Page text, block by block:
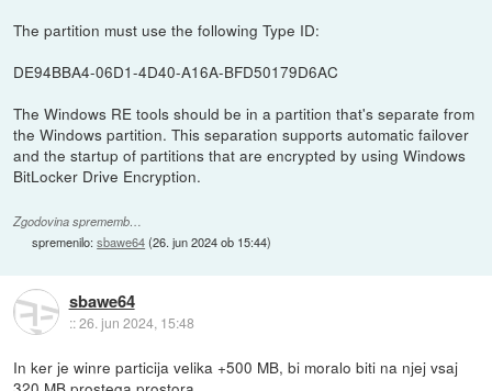
The partition must use the following Type ID:
DE94BBA4-06D1-4D40-A16A-BFD50179D6AC
The Windows RE tools should be in a partition that's separate from
the Windows partition. This separation supports automatic failover
and the startup of partitions that are encrypted by using Windows
BitLocker Drive Encryption.
Zgodovina sprememb…
spremenilo:sbawe64(26. jun 2024 ob 15:44)
sbawe64
::26. jun 2024, 15:48
In ker je winre particija velika +500 MB, bi moralo biti na njej vsaj